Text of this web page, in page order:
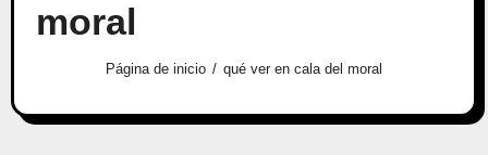
moral
Página de inicio qué ver en cala del moral